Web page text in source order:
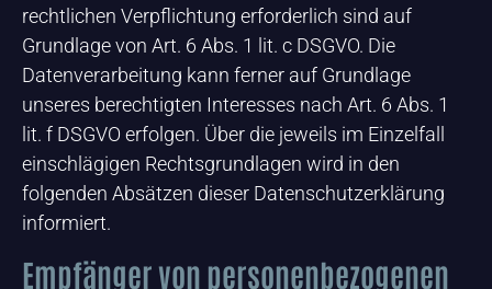
rechtlichen Verpflichtung erforderlich sind auf
Grundlage von Art. 6 Abs. 1 lit. c DSGVO. Die
Datenverarbeitung kann ferner auf Grundlage
unseres berechtigten Interesses nach Art. 6 Abs. 1
lit. f DSGVO erfolgen. Über die jeweils im Einzelfall
einschlägigen Rechtsgrundlagen wird in den
folgenden Absätzen dieser Datenschutzerklärung
informiert.
Empfänger von personenbezogenen